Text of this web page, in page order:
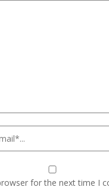
for the next time I